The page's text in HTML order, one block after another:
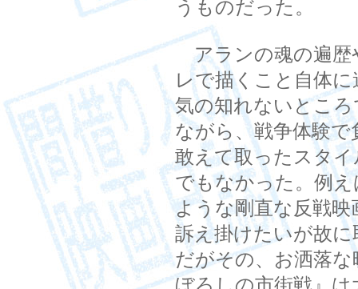
うものだった。
アランの魂の遍歴
レで描くこと自体
気の知れないとこ
ながら、戦争体験
敢えて取ったスタ
でもなかった。例え
ような剛直な反戦
訴え掛けたいが故
だがその、お洒落